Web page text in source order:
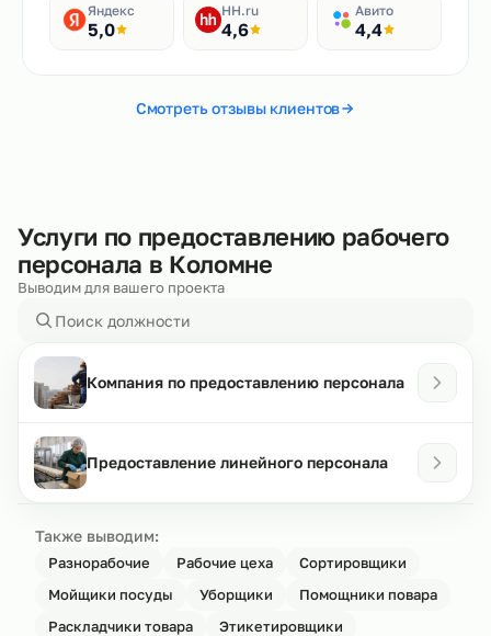
Яндекс
5,0
HH.ru
4,6
Авито
4,4
Смотреть отзывы клиентов
Услуги по предоставлению рабочего
персонала в Коломне
Выводим для вашего проекта
Компания по предоставлению персонала
Предоставление линейного персонала
Также выводим:
Разнорабочие Рабочие цеха
Сортировщики
Мойщики посуды
Уборщики
Помощники повара
Раскладчики товара
Этикетировщики